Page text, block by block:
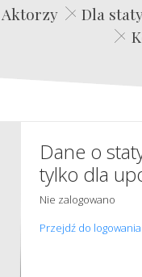
Aktorzy Dla
Dane o
tylko dla
Nie zalogowano
Przejdź do logowania